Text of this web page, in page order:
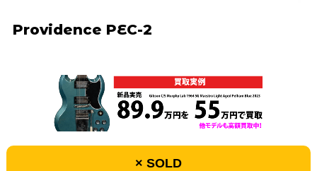
Providence PEC-2
× SOLD